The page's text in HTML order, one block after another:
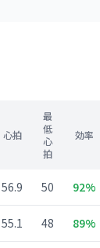
心拍
最
低
心
拍
効率
56.9 50 92%
55.1 48 89%